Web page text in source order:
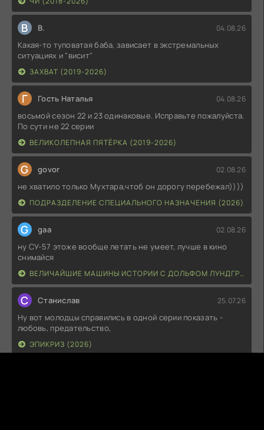
В В. 04.08.26
Какая-то туповатая баба, зависает в экстремальных
ситуациях и "висит"
ЗАХВАТ (2019-2026)
Г Гость Наталья 04.08.26
восьмой сезон 22 и 23 одинаковые. Исправьте пожалуйста.
По сути не 22 серии
ВЕЛИКОЛЕПНАЯ ПЯТЁРКА (2019-2026)
G govor 02.08.26
не хватило только Мухтара,чтоб он дорогу перебежал))))
ПОДРАЗДЕЛЕНИЕ СПЕЦИАЛЬНОГО НАЗНАЧЕНИЯ (2026)
G gaa 02.08.26
ну СУ-57 этоже вообще летать не умеет, лучше в кино
снимайся
ВЕЛИЧАЙШИЕ МАШИНЫ ИСТОРИИ С ДОЛЬФОМ ЛУНДГРЕНОМ (2026)
С Станислав 25.07.26
Ну вот молодцы справились в одной серии показать -
любовь, предательство,
ЭПИКРИЗ (2026)